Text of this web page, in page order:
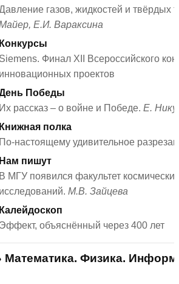
газов, жидкостей и твёрдых
Е.И. Вараксина
Конкурсы
Siemens. Финал XII Всероссийского
инновационных проектов
Победы
Их рассказ – о войне и Победе. Е.
Книжная полка
По-настоящему удивительное
Нам пишут
В МГУ появился факультет космических
исследований. М.В. Зайцева
Калейдоскоп
Эффект, объяснённый через 400 лет
Математика. Физика.